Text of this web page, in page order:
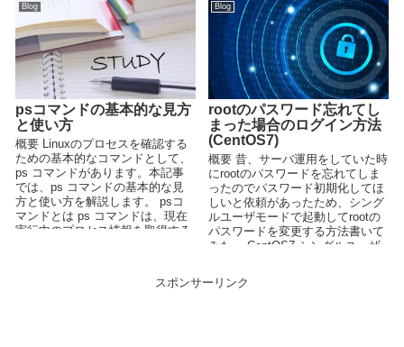
Blog
psコマンドの基本的な見方
と使い方
概要 Linuxのプロセスを確認する
ための基本的なコマンドとして、
ps コマンドがあります。本記事
では、ps コマンドの基本的な見
方と使い方を解説します。 psコ
マンドとは ps コマンドは、現在
実行中のプロセス情報を取得する
Blog
rootのパスワード忘れてし
まった場合のログイン方法
(CentOS7)
概要 昔、サーバ運用をしていた時
にrootのパスワードを忘れてしま
ったのでパスワード初期化してほ
しいと依頼があったため、シング
ルユーザモードで起動してrootの
パスワードを変更する方法書いて
みた。 CentOS7 シングルユーザ
スポンサーリンク